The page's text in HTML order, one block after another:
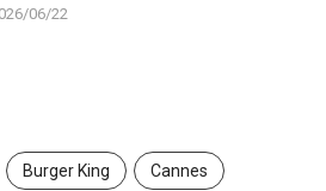
06/22
Burger King Cannes